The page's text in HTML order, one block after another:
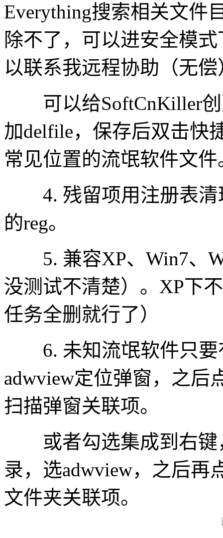
Everything搜索相关文件
除不了，可以进安全模
以联系我远程协助（无偿
可以给SoftCnKiller创
加delfile，保存后双击快
常见位置的流氓软件文件
4. 残留项用注册表清
的reg。
5. 兼容XP、Win7、
没测试不清楚）。XP下
任务全删就行了）
6. 未知流氓软件只要
adwview定位弹窗，之后
扫描弹窗关联项。
或者勾选集成到右键
录，选adwview，之后再
文件夹关联项。